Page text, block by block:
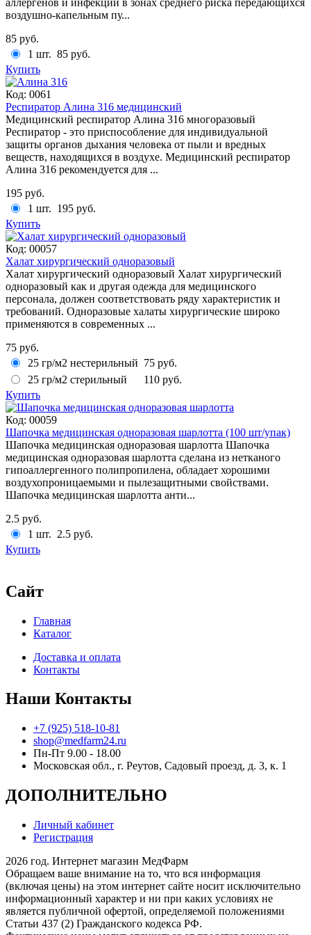
воздушно-капельным пу...
85 руб.
1 шт. 85 руб.
Купить
Код: 0061
Респиратор Алина 316 медицинский
Медицинский респиратор Алина 316 многоразовый
Респиратор - это приспособление для индивидуальной
защиты органов дыхания человека от пыли и вредных
веществ, находящихся в воздухе. Медицинский респиратор
Алина 316 рекомендуется для ...
195 руб.
1 шт. 195 руб.
Купить
Код: 00057
Халат хирургический одноразовый
Халат хирургический одноразовый Халат хирургический
одноразовый как и другая одежда для медицинского
персонала, должен соответствовать ряду характеристик и
требований. Одноразовые халаты хирургические широко
применяются в современных ...
75 руб.
25 гр/м2 нестерильный 75 руб.
25 гр/м2 стерильный
110 руб.
Купить
Код: 00059
Шапочка медицинская одноразовая шарлотта (100 шт/упак)
Шапочка медицинская одноразовая шарлотта Шапочка
медицинская одноразовая шарлотта сделана из нетканого
гипоаллергенного полипропилена, обладает хорошими
воздухопроницаемыми и пылезащитными свойствами.
Шапочка медицинская шарлотта анти...
2.5 руб.
1 шт. 2.5 руб.
Купить
Сайт
Главная
Каталог
Доставка и оплата
Контакты
Наши Контакты
+7 (925) 518-10-81
shop@medfarm24.ru
Пн-Пт 9.00 - 18.00
Московская обл., г. Реутов, Садовый проезд, д. 3, к. 1
ДОПОЛНИТЕЛЬНО
Личный кабинет
Регистрация
2026 год. Интернет магазин МедФарм
Обращаем ваше внимание на то, что вся информация
(включая цены) на этом интернет сайте носит исключительно
информационный характер и ни при каких условиях не
является публичной офертой, определяемой положениями
Статьи 437 (2) Гражданского кодекса РФ.